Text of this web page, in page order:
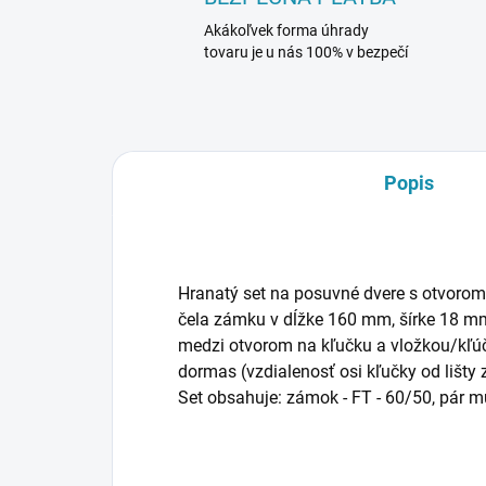
Akákoľvek forma úhrady
tovaru je u nás 100% v bezpečí
Popis
Hranatý set na posuvné dvere s
čela zámku v dĺžke 160 mm, šírke 18
medzi otvorom na kľučku a vložkou/
dormas (vzdialenosť osi kľučky od lišty
Set obsahuje: zámok - FT - 60/50, pár